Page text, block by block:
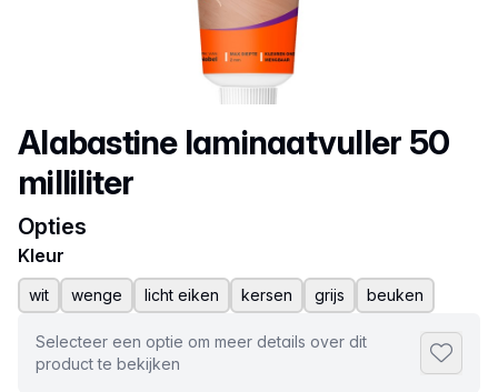
Productnaam
Alabastine laminaatvuller 50
milliliter
Opties
Kleur
wit wenge licht eiken kersen grijs beuken
Selecteer een optie om meer details over dit
product te bekijken